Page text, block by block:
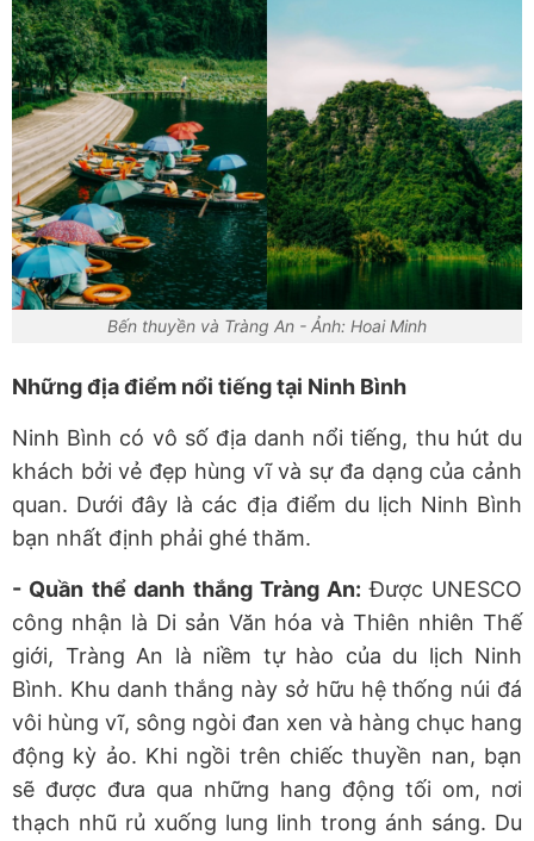
Bến thuyền và Tràng An - Ảnh: Hoai Minh
Những địa điểm nổi tiếng tại Ninh Bình
Ninh Bình có vô số địa danh nổi tiếng, thu hút du
khách bởi vẻ đẹp hùng vĩ và sự đa dạng của cảnh
quan. Dưới đây là các địa điểm du lịch Ninh Bình
bạn nhất định phải ghé thăm.
- Quần thể danh thắng Tràng An:Được UNESCO
công nhận là Di sản Văn hóa và Thiên nhiên Thế
giới, Tràng An là niềm tự hào của du lịch Ninh
Bình. Khu danh thắng này sở hữu hệ thống núi đá
vôi hùng vĩ, sông ngòi đan xen và hàng chục hang
động kỳ ảo. Khi ngồi trên chiếc thuyền nan, bạn
sẽ được đưa qua những hang động tối om, nơi
thạch nhũ rủ xuống lung linh trong ánh sáng. Du